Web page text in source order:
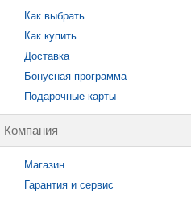
Как выбрать
Как купить
Доставка
Бонусная программа
Подарочные карты
Компания
Магазин
Гарантия и сервис